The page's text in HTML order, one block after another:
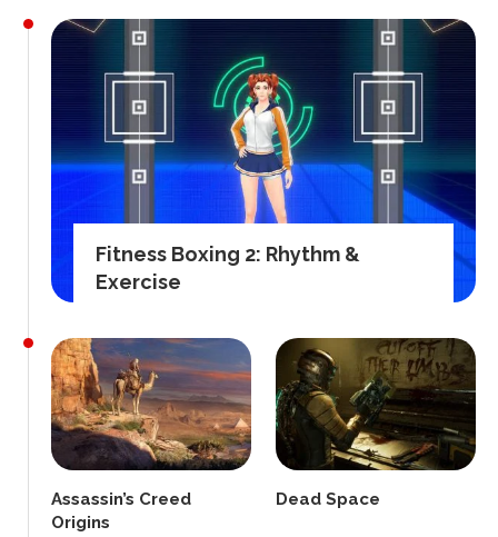
Fitness Boxing 2: Rhythm &
Exercise
Assassin’s Creed
Origins
Dead Space